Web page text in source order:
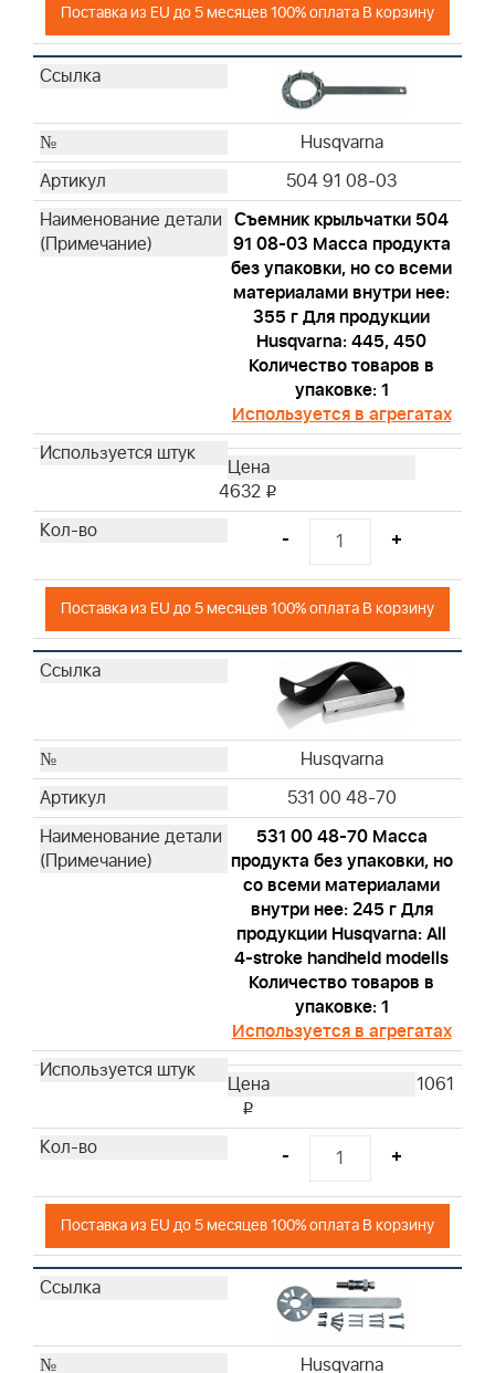
Поставка из EU до 5 месяцев 100% оплата В корзину
Husqvarna
504 91 08-03
Съемник крыльчатки 504
91 08-03 Масса продукта
без упаковки, но со всеми
материалами внутри нее:
355 г Для продукции
Husqvarna: 445, 450
Количество товаров в
упаковке: 1
Используется в агрегатах
4632 i
- +
Поставка из EU до 5 месяцев 100% оплата В корзину
Husqvarna
531 00 48-70
531 00 48-70 Масса
продукта без упаковки, но
со всеми материалами
внутри нее: 245 г Для
продукции Husqvarna: All
4-stroke handheld modells
Количество товаров в
упаковке: 1
Используется в агрегатах
1061
i
- +
Поставка из EU до 5 месяцев 100% оплата В корзину
Husqvarna